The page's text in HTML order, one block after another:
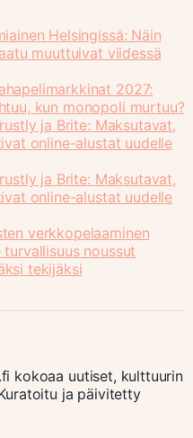
Helsingissä: Näin
muuttuivat viidessä
2027:
kun monopoli murtuu?
ja Brite: Maksutavat,
online-alustat uudelle
ja Brite: Maksutavat,
online-alustat uudelle
verkkopelaaminen
turvallisuus noussut
tekijäksi
kokoaa uutiset, kulttuurin
ja päivitetty